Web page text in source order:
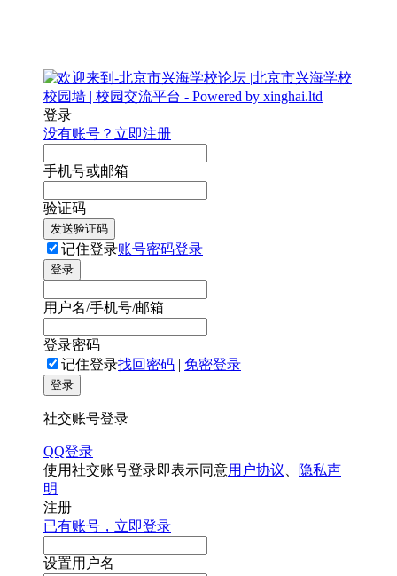
登录
没有账号？立即注册
手机号或邮箱
验证码
发送验证码
记住登录账号密码登录
登录
用户名/手机号/邮箱
登录密码
记住登录找回密码 | 免密登录
登录
社交账号登录
QQ登录
使用社交账号登录即表示同意用户协议
隐私声
明
注册
已有账号，立即登录
设置用户名